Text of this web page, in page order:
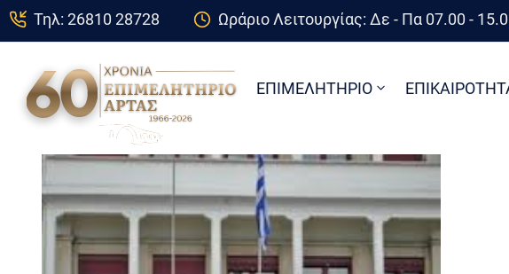
Τηλ: 26810 28728 Ωράριο Λειτουργίας: Δε - Πα 07.00 -
ΕΠΙΜΕΛΗΤΗΡΙΟ